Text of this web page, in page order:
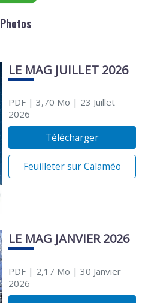
Photos
LE MAG JUILLET 2026
PDF| 3,70 Mo | 23 Juillet
2026
Télécharger
Feuilleter sur Calaméo
LE MAG JANVIER 2026
PDF| 2,17 Mo | 30 Janvier
2026